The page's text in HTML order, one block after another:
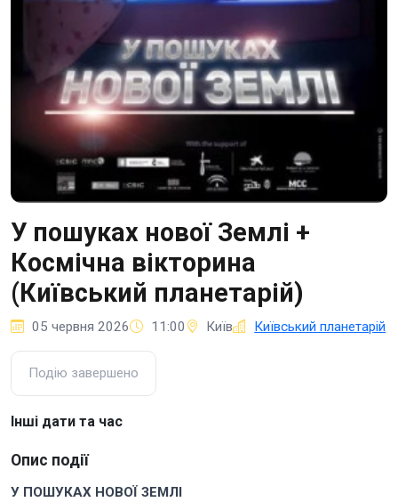
У пошуках нової Землі +
Космічна вікторина
(Київський планетарій)
05 червня 2026 11:00 Київ Київський планетарій
Подію завершено
Інші дати та час
Опис події
У ПОШУКАХ НОВОЇ ЗЕМЛІ